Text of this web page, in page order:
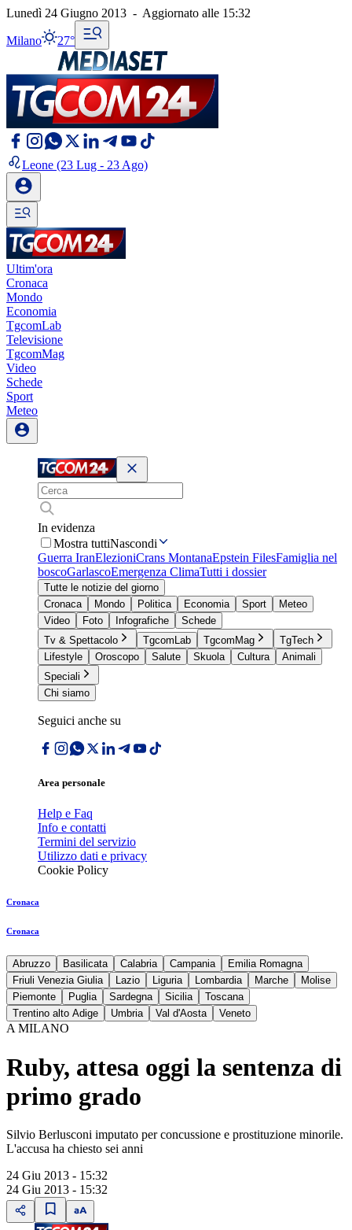
Lunedì 24 Giugno 2013 - Aggiornato alle 15:32
Milano 27°
Leone (23 Lug - 23 Ago)
Ultim'ora
Cronaca
Mondo
Economia
TgcomLab
Televisione
TgcomMag
Video
Schede
Sport
Meteo
In evidenza
Mostra tuttiNascondi
Guerra IranElezioniCrans MontanaEpstein FilesFamiglia nel
boscoGarlascoEmergenza ClimaTutti i dossier
Tutte le notizie del giorno
Cronaca
Mondo Politica Economia Sport
Meteo
Video
Foto Infografiche
Schede
Tv & Spettacolo
TgcomLab TgcomMag
TgTech
Lifestyle
Oroscopo Salute Skuola Cultura
Animali
Speciali
Chi siamo
Seguici anche su
Area personale
Help e Faq
Info e contatti
Termini del servizio
Utilizzo dati e privacy
Cookie Policy
Cronaca
Cronaca
Abruzzo Basilicata Calabria Campania
Emilia Romagna
Friuli Venezia Giulia
Lazio Liguria Lombardia Marche
Molise
Piemonte
Puglia Sardegna Sicilia
Toscana
Trentino alto Adige
Umbria Val d'Aosta Veneto
A MILANO
Ruby, attesa oggi la sentenza di
primo grado
Silvio Berlusconi imputato per concussione e prostituzione minorile.
L'accusa ha chiesto sei anni
24 Giu 2013 - 15:32
24 Giu 2013 - 15:32